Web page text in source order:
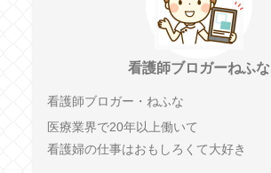
看護師ブロガーねふな
看護師ブロガー・ねふな
医療業界で20年以上働いて
看護婦の仕事はおもしろくて大好き